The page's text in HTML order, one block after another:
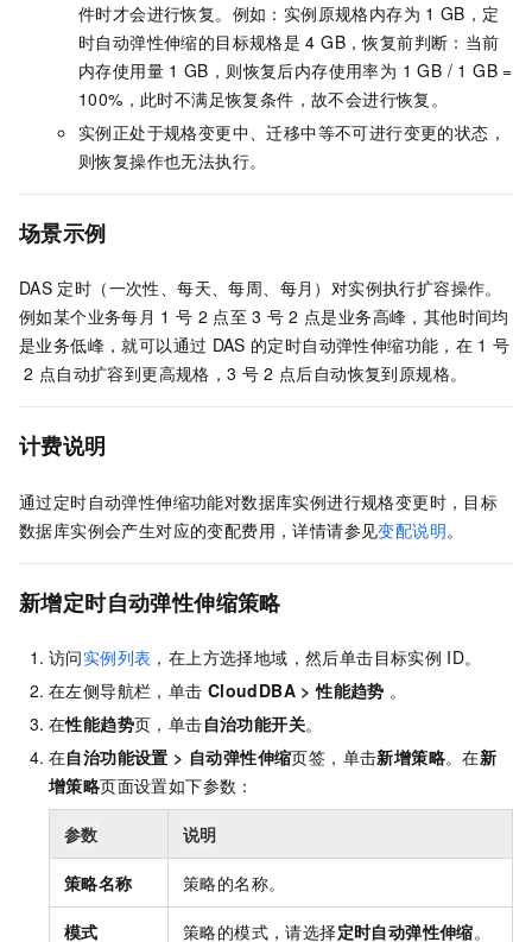
件时才会进行恢复。例如：实例原规格内存为 1 GB，定
时自动弹性伸缩的目标规格是 4 GB，恢复前判断：当前
内存使用量 1 GB，则恢复后内存使用率为 1 GB / 1 GB =
100%，此时不满足恢复条件，故不会进行恢复。
实例正处于规格变更中、迁移中等不可进行变更的状态，
则恢复操作也无法执行。
场景示例
DAS 定时（一次性、每天、每周、每月）对实例执行扩容操作。
例如某个业务每月 1 号 2 点至 3 号 2 点是业务高峰，其他时间均
是业务低峰，就可以通过 DAS 的定时自动弹性伸缩功能，在 1 号
2 点自动扩容到更高规格，3 号 2 点后自动恢复到原规格。
计费说明
通过定时自动弹性伸缩功能对数据库实例进行规格变更时，目标
数据库实例会产生对应的变配费用，详情请参见变配说明。
新增定时自动弹性伸缩策略
访问实例列表 ，在上方选择地域，然后单击目标实例 ID。
在左侧导航栏，单击 CloudDBA >性能趋势 。
在性能趋势页，单击自治功能开关。
在自治功能设置 > 自动弹性伸缩页签，单击新增策略。在新
增策略页面设置如下参数：
参数 说明
策略名称 策略的名称。
模式 策略的模式，请选择定时自动弹性伸缩。